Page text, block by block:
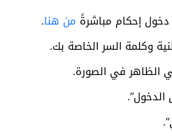
إحكام مباشرةً من هنا.
وكلمة السر الخاصة بك.
الظاهر في الصورة.